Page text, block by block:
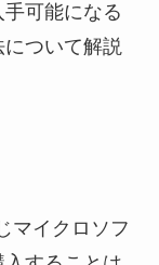
可能になる
について解説
マイクロソフ